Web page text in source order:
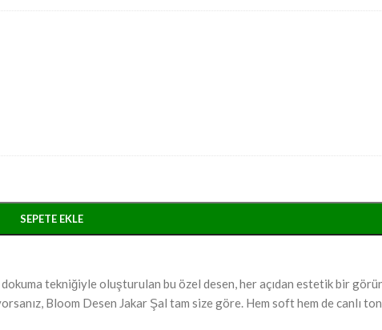
SEPETE EKLE
tekniğiyle oluşturulan bu özel desen, her açıdan estetik bir
Bloom Desen Jakar Şal tam size göre. Hem soft hem de canlı